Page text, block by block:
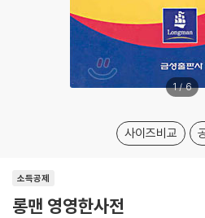
1/6
사이즈비교
소득공제
롱맨 영영한사전